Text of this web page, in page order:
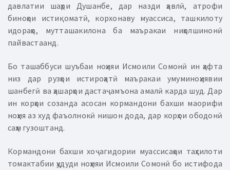
давлатии шаҳри Душанбе, дар назди ҳавлӣ, атрофи
биноҳои истиқоматӣ, корхонаву муассиса, ташкилоту
идораҳо, мутташакилона ба маъракаи ниҳолшинонӣ
пайвастаанд.
Бо ташаббуси шуъбаи ноҳияи Исмоили Сомонӣ ин ҳафта
низ дар рузҳои истироҳатӣ маъракаи умуминоҳиявии
шанбегӣ ва ҳашарҳои дастаҷамъона амалӣ карда шуд. Дар
ин корҳои созанда асосан кормандони бахши маорифи
ноҳия аз худ фаъолнокӣ нишон дода, дар корҳои ободонӣ
саҳм гузоштанд.
Кормандони бахши хоҷагидории муассисаҳои таҳсилоти
томактабии ҳудуди ноҳияи Исмоили Сомонӣ бо истифода